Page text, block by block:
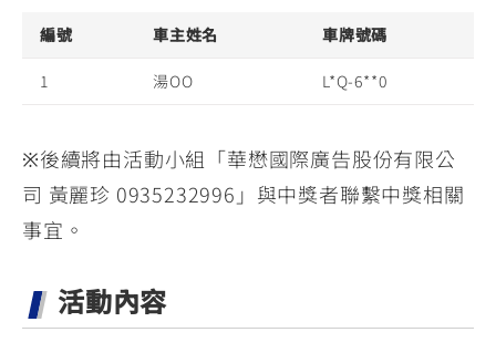
編號 車主姓名 車牌號碼
1 湯OO L*Q-6**0
※後續將由活動小組「華懋國際廣告股份有限公
司 黃麗珍 0935232996」與中獎者聯繫中獎相關
事宜。
活動內容